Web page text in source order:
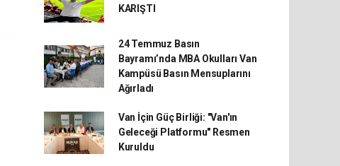
KARIŞTI
24 Temmuz Basın
Bayramı’nda MBA Okulları Van
Kampüsü Basın Mensuplarını
Ağırladı
Van İçin Güç Birliği: "Van'ın
Geleceği Platformu" Resmen
Kuruldu